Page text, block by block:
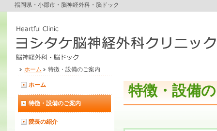
福岡県・小郡市・脳神経外科・脳ドック
ホーム 特徴・設備のご案内
特徴・設備
ホーム
特徴・設備のご案内
院長の紹介